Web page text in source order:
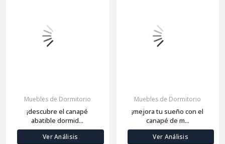
Muebles de Dormitorio
¡descubre el canapé
abatible dormid...
Ver Análisis
Muebles de Dormitorio
¡mejora tu sueño con el
canapé de m...
Ver Análisis